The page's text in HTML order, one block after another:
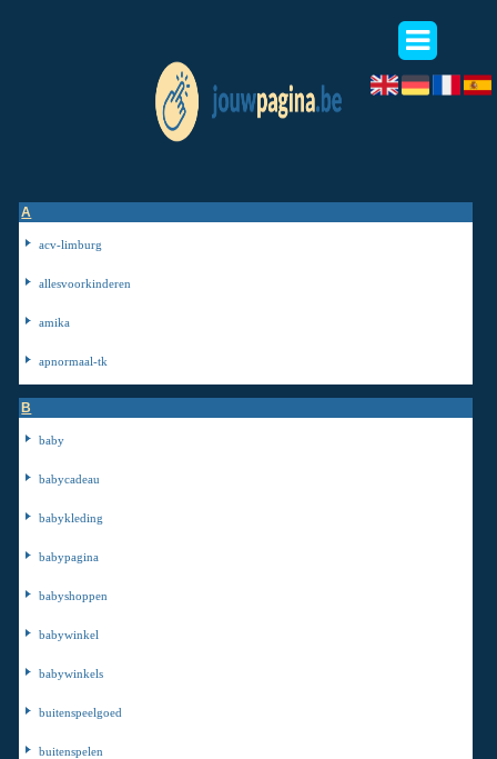
A
acv-limburg
allesvoorkinderen
amika
apnormaal-tk
B
baby
babycadeau
babykleding
babypagina
babyshoppen
babywinkel
babywinkels
buitenspeelgoed
buitenspelen